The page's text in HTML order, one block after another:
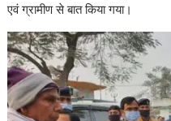
एवं ग्रामीण से बात किया गया।